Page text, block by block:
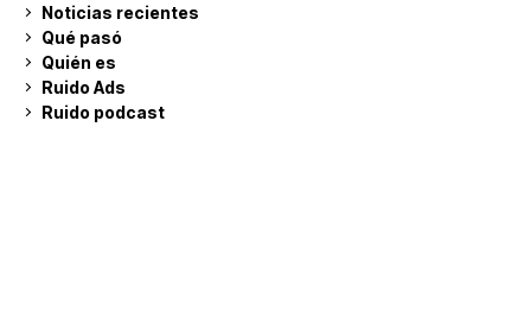
Noticias recientes
Qué pasó
Quién es
Ruido Ads
Ruido podcast